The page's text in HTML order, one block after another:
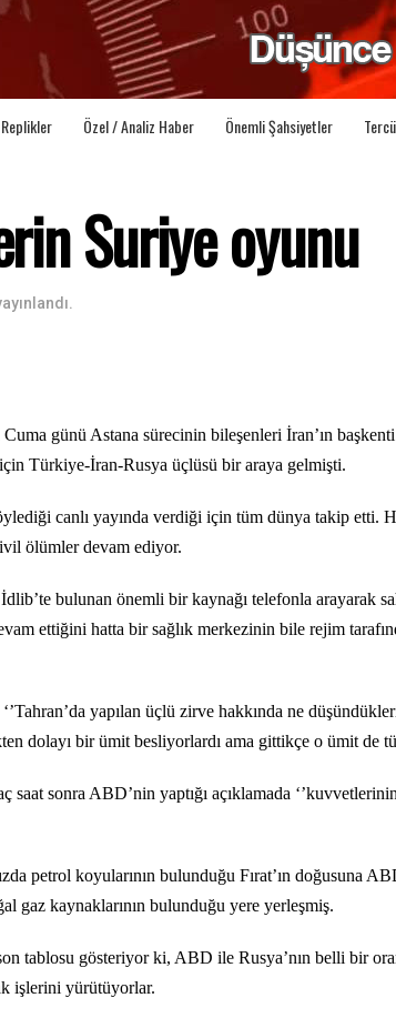
Özel / Analiz Haber Önemli Şahsiyetler
Suriye oyunu
günü Astana sürecinin bileşenleri İran’ın
Türkiye-İran-Rusya üçlüsü bir araya gelmişti.
canlı yayında verdiği için tüm dünya takip etti.
ölümler devam ediyor.
bulunan önemli bir kaynağı telefonla arayarak
ettiğini hatta bir sağlık merkezinin bile rejim
yapılan üçlü zirve hakkında ne
dolayı bir ümit besliyorlardı ama gittikçe o ümit de
saat sonra ABD’nin yaptığı açıklamada ‘’kuvvetlerinin
petrol koyularının bulunduğu Fırat’ın doğusuna
gaz kaynaklarının bulunduğu yere yerleşmiş.
tablosu gösteriyor ki, ABD ile Rusya’nın belli bir
işlerini yürütüyorlar.